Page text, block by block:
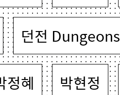
던전 Dungeons
정혜 박현정